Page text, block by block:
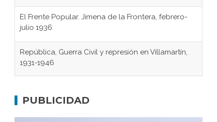
El Frente Popular. Jimena de la Frontera, febrero-
julio 1936
República, Guerra Civil y represión en Villamartín,
1931-1946
concentración nazis
PUBLICIDAD